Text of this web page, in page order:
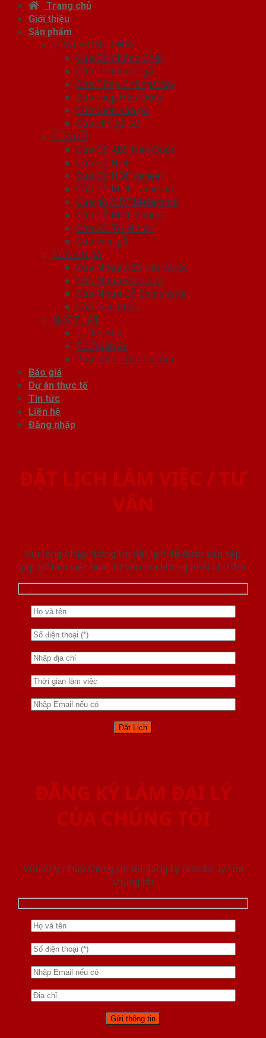
Trang chủ
Giới thiệu
Sản phẩm
CỬA CHỐNG CHÁY
Cửa Gỗ Chống Cháy
Cửa nhôm vân gỗ
Cửa Thép Chống Cháy
Cửa thép Hàn Quốc
Cửa thép vân gỗ
Cửa vân gỗ 5D
CỬA GỖ
Cửa Gỗ ABS Hàn Quốc
Cửa Gỗ HDF
Cửa Gỗ HDF Veneer
Cửa Gỗ MDF Laminate
Cửa gỗ MDF Melamine
Cửa Gỗ MDF Veneer
Cửa Gỗ Tự Nhiên
Cửa vòm gỗ
CỬA NHỰA
Cửa Nhựa ABS Hàn Quốc
Cửa Nhựa Đài Loan
Cửa Nhựa Gỗ Composite
Cửa vòm nhựa
NỘI THẤT
Tủ Kệ Bếp
Tủ Quần Áo
Phụ kiện cửa nhà tắm
Báo giá
Dự án thực tế
Tin tức
Liên hệ
Đăng nhập
ĐẶT LỊCH LÀM VIỆC / TƯ
VẤN
Vui lòng nhập thông tin đặt lịch để được sắp xếp
gặp gỡ làm việc hoăc tư vấn mà không phải chờ đợi.
ĐĂNG KÝ LÀM ĐẠI LÝ
CỦA CHÚNG TÔI
Vui lòng nhập thông tin để đăng ký làm đại lý của
chúng tôi